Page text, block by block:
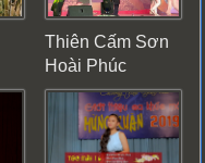
Thiên Cấm Sơn
Hoài Phúc